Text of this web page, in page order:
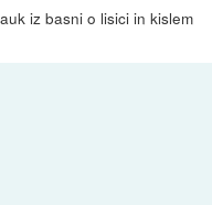
iz basni o lisici in kislem